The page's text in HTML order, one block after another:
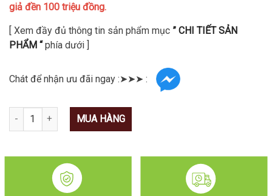
giả đền 100 triệu đồng.
[ Xem đầy đủ thông tin sản phẩm mục ” CHI TIẾT SẢN
PHẨM “phía dưới ]
Chát để nhận ưu đãi ngay :➤➤➤ :
Số lượng MUA HÀNG